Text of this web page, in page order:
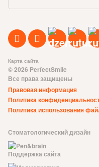
Карта сайта
© 2026 PerfectSmile
Все права защищены
Правовая информация
Политика
Политика использования
Стоматологический дизайн
Поддержка сайта